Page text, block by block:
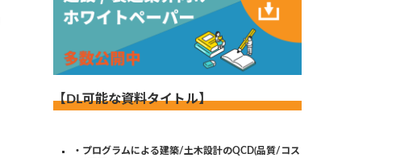
【DL可能な資料タイトル】
・プログラムによる建築/土木設計のQCD(品質/コス